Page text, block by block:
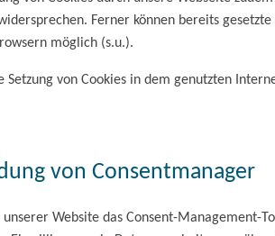
Ferner können bereits
möglich (s.u.).
Setzung von Cookies in dem genutzten
von Consentmanager
Website das Consent-Management-